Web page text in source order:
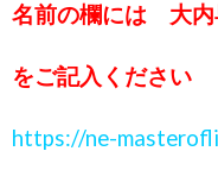
名前の欄には 大
をご記入ください
https://ne-